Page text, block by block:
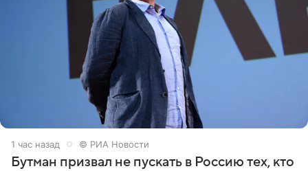
1 час назад © РИА Новости
Бутман призвал не пускать в Россию тех, кто